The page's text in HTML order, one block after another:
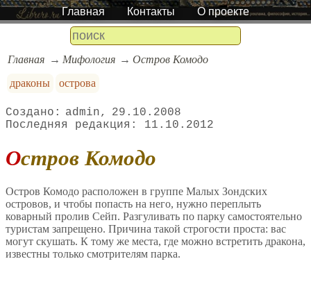
Главная Контакты О проекте
Главная Мифология
Остров Комодо
драконы
острова
admin
29.10.2008
11.10.2012
Остров Комодо
Остров Комодо расположен в группе Малых Зондских
островов, и чтобы попасть на него, нужно переплыть
коварный пролив Сейп. Разгуливать по парку самостоятельно
туристам запрещено. Причина такой строгости проста: вас
могут скушать. К тому же места, где можно встретить дракона,
известны только смотрителям парка.